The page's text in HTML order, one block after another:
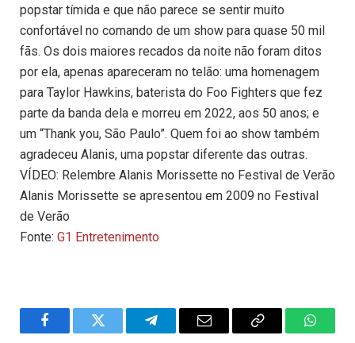
popstar tímida e que não parece se sentir muito
confortável no comando de um show para quase 50 mil
fãs. Os dois maiores recados da noite não foram ditos
por ela, apenas apareceram no telão: uma homenagem
para Taylor Hawkins, baterista do Foo Fighters que fez
parte da banda dela e morreu em 2022, aos 50 anos; e
um “Thank you, São Paulo”. Quem foi ao show também
agradeceu Alanis, uma popstar diferente das outras.
VÍDEO: Relembre Alanis Morissette no Festival de Verão
Alanis Morissette se apresentou em 2009 no Festival
de Verão
Fonte: G1 Entretenimento
FacebookTwitter TelegramEmail
Copy